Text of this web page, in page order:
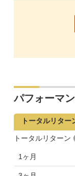
パフォーマ
トータルリター
トータルリターン
1ヶ月